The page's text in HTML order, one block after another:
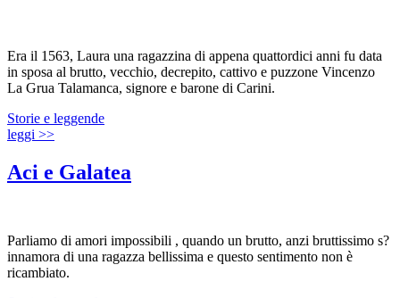
Era il 1563, Laura una ragazzina di appena quattordici anni fu data
in sposa al brutto, vecchio, decrepito, cattivo e puzzone Vincenzo
La Grua Talamanca, signore e barone di Carini.
Storie e leggende
leggi >>
Aci e Galatea
Parliamo di amori impossibili , quando un brutto, anzi bruttissimo s?
innamora di una ragazza bellissima e questo sentimento non è
ricambiato.